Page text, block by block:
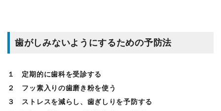
歯がしみないようにするための予防法
１ 定期的に歯科を受診する
２ フッ素入りの歯磨き粉を使う
３ ストレスを減らし、歯ぎしりを予防する